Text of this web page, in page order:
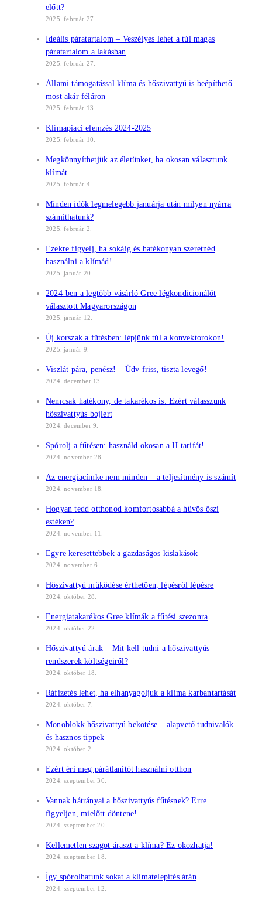
előtt?
2025. február 27.
Ideális páratartalom – Veszélyes lehet a túl magas
páratartalom a lakásban
2025. február 27.
Állami támogatással klíma és hőszivattyú is beépíthető
most akár féláron
2025. február 13.
Klímapiaci elemzés 2024-2025
2025. február 10.
Megkönnyíthetjük az életünket, ha okosan választunk
klímát
2025. február 4.
Minden idők legmelegebb januárja után milyen nyárra
számíthatunk?
2025. február 2.
Ezekre figyelj, ha sokáig és hatékonyan szeretnéd
használni a klímád!
2025. január 20.
2024-ben a legtöbb vásárló Gree légkondicionálót
választott Magyarországon
2025. január 12.
Új korszak a fűtésben: lépjünk túl a konvektorokon!
2025. január 9.
Viszlát pára, penész! – Üdv friss, tiszta levegő!
2024. december 13.
Nemcsak hatékony, de takarékos is: Ezért válasszunk
hőszivattyús bojlert
2024. december 9.
Spórolj a fűtésen: használd okosan a H tarifát!
2024. november 28.
Az energiacímke nem minden – a teljesítmény is számít
2024. november 18.
Hogyan tedd otthonod komfortosabbá a hűvös őszi
estéken?
2024. november 11.
Egyre keresettebbek a gazdaságos kislakások
2024. november 6.
Hőszivattyú működése érthetően, lépésről lépésre
2024. október 28.
Energiatakarékos Gree klímák a fűtési szezonra
2024. október 22.
Hőszivattyú árak – Mit kell tudni a hőszivattyús
rendszerek költségeiről?
2024. október 18.
Ráfizetés lehet, ha elhanyagoljuk a klíma karbantartását
2024. október 7.
Monoblokk hőszivattyú bekötése – alapvető tudnivalók
és hasznos tippek
2024. október 2.
Ezért éri meg párátlanítót használni otthon
2024. szeptember 30.
Vannak hátrányai a hőszivattyús fűtésnek? Erre
figyeljen, mielőtt döntene!
2024. szeptember 20.
Kellemetlen szagot áraszt a klíma? Ez okozhatja!
2024. szeptember 18.
Így spórolhatunk sokat a klímatelepítés árán
2024. szeptember 12.